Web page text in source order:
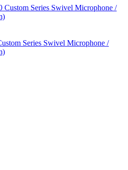
Series Swivel Microphone /